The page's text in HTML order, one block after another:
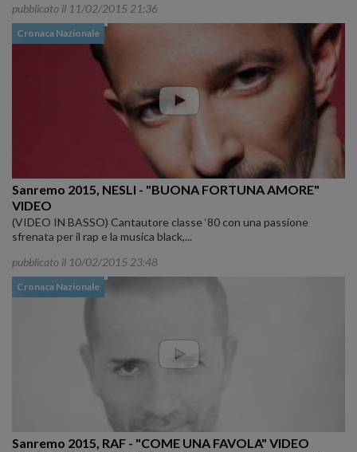
pubblicato il 11/02/2015 21:36
Cronaca Nazionale
Sanremo 2015, NESLI - "BUONA FORTUNA AMORE"
VIDEO
(VIDEO IN BASSO) Cantautore classe ‘80 con una passione
sfrenata per il rap e la musica black,...
pubblicato il 10/02/2015 23:48
Cronaca Nazionale
Sanremo 2015, RAF - "COME UNA FAVOLA" VIDEO